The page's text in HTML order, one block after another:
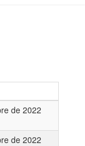
de 2022
de 2022